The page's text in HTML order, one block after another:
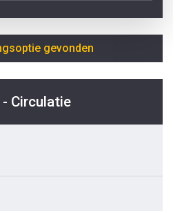
gevonden
Circulatie